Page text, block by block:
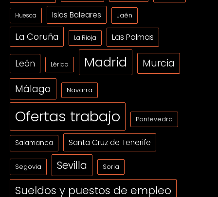
Huesca Islas Baleares Jaén
La Coruña La Rioja Las Palmas
León Lérida Madrid Murcia
Málaga Navarra
Ofertas trabajo Pontevedra
Salamanca Santa Cruz de Tenerife
Segovia Sevilla Soria
Sueldos y puestos de empleo